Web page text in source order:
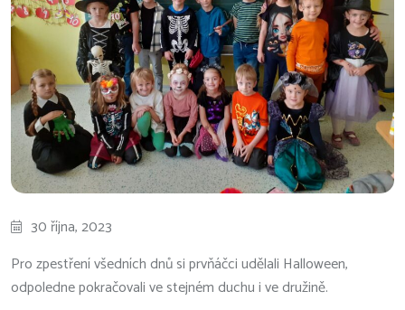
30 října, 2023
Pro zpestření všedních dnů si prvňáčci udělali Halloween,
odpoledne pokračovali ve stejném duchu i ve družině.